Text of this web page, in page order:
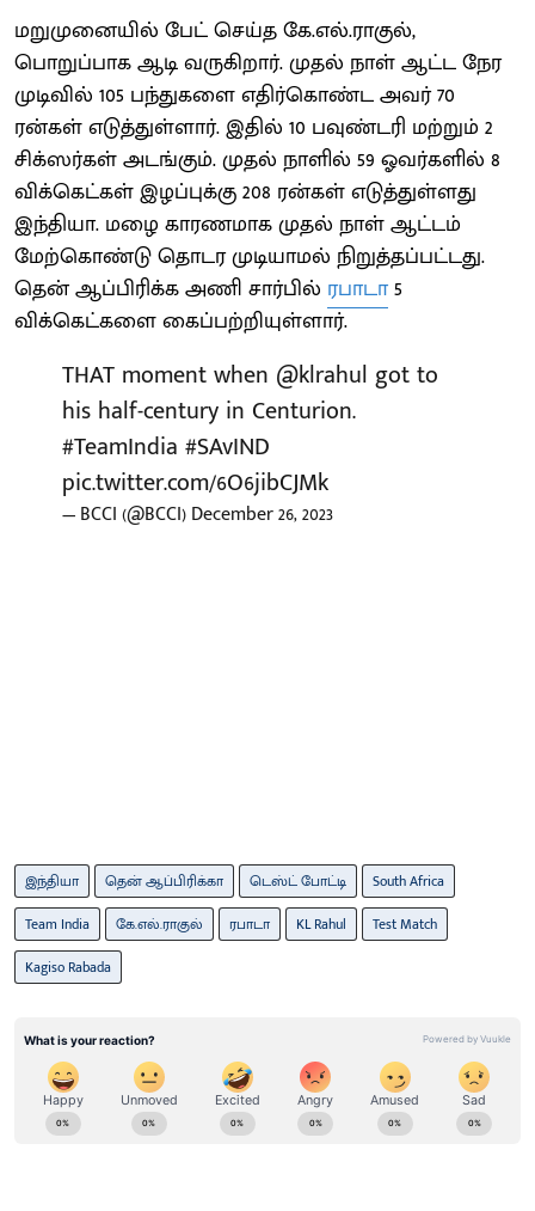
மறுமுனையில் பேட் செய்த கே.எல்.ராகுல்,
பொறுப்பாக ஆடி வருகிறார். முதல் நாள் ஆட்ட நேர
முடிவில் 105 பந்துகளை எதிர்கொண்ட அவர் 70
ரன்கள் எடுத்துள்ளார். இதில் 10 பவுண்டரி மற்றும் 2
சிக்ஸர்கள் அடங்கும். முதல் நாளில் 59 ஓவர்களில் 8
விக்கெட்கள் இழப்புக்கு 208 ரன்கள் எடுத்துள்ளது
இந்தியா. மழை காரணமாக முதல் நாள் ஆட்டம்
மேற்கொண்டு தொடர முடியாமல் நிறுத்தப்பட்டது.
தென் ஆப்பிரிக்க அணி சார்பில் ரபாடா5
விக்கெட்களை கைப்பற்றியுள்ளார்.
THAT moment when @klrahul got to
his half-century in Centurion.
#TeamIndia #SAvIND
pic.twitter.com/6O6jibCJMk
— BCCI (@BCCI)December 26, 2023
இந்தியா தென் ஆப்பிரிக்கா டெஸ்ட் போட்டி
South Africa
Team India
கே.எல்.ராகுல் ரபாடா KL Rahul
Test Match
Kagiso Rabada